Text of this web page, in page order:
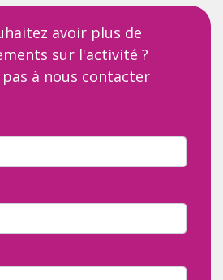
avoir plus de
sur l'activité ?
à nous contacter